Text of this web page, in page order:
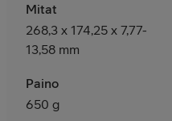
Mitat
268,3 x 174,25 x 7,77-
13,58 mm
Paino
650 g